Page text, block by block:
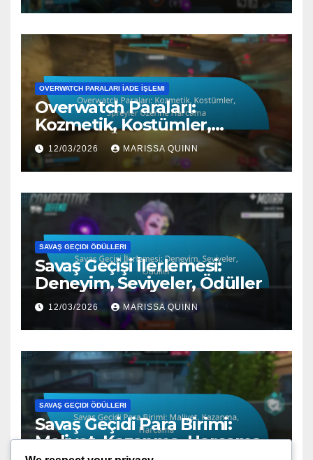
OVERWATCH PARALARI İADE İŞLEMI
Overwatch Paraları:
Kozmetik, Kostümler,
Spreyler Üzerine Harcama
12/03/2026 MARISSA QUINN
SAVAŞ GEÇIDI ÖDÜLLERI
Savaş Geçişi İlerlemesi:
Deneyim, Seviyeler, Ödüller
12/03/2026 MARISSA QUINN
SAVAŞ GEÇIDI ÖDÜLLERI
Savaş Geçidi Para Birimi:
Maliyet, Kazanma, Harcama